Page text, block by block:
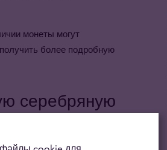
монеты могут
более подробную
серебряную